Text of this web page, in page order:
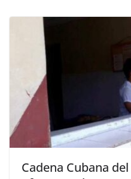
Cadena Cubana